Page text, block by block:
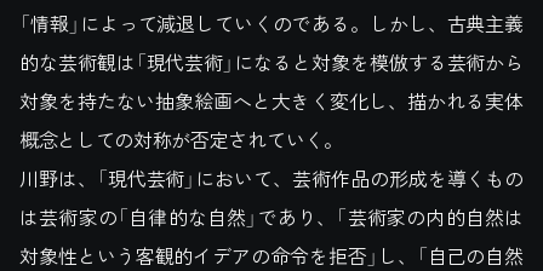
「情報」によって減退していくのである。しかし、古典主義
的な芸術観は「現代芸術」になると対象を模倣する芸術から
対象を持たない抽象絵画へと大きく変化し、描かれる実体
概念としての対称が否定されていく。
川野は、「現代芸術」において、芸術作品の形成を導くもの
は芸術家の「自律的な自然」であり、「芸術家の内的自然は
対象性という客観的イデアの命令を拒否」し、「自己の自然